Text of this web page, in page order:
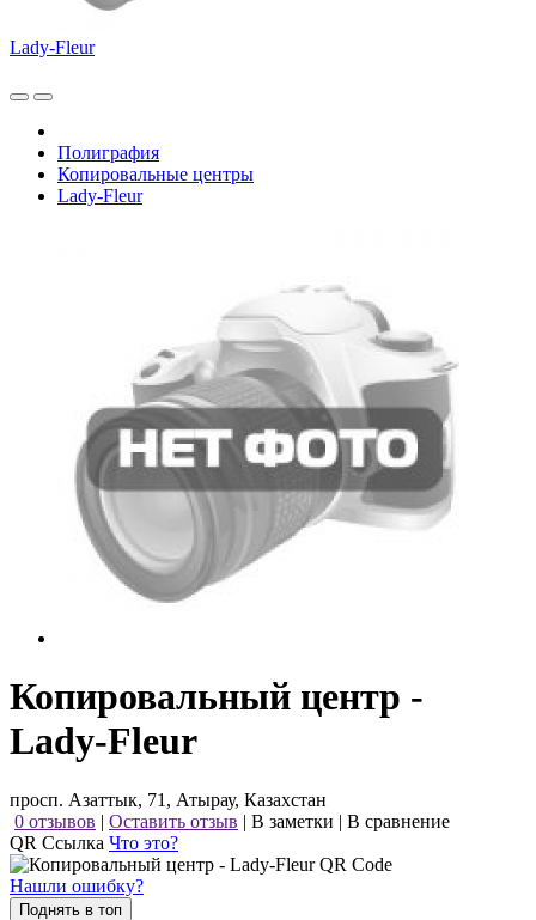
Lady-Fleur
Полиграфия
Копировальные центры
Lady-Fleur
Копировальный центр -
Lady-Fleur
просп. Азаттык, 71, Атырау, Казахстан
0 отзывов | Оставить отзыв | В заметки | В сравнение
QR Ссылка Что это?
Нашли ошибку?
Поднять в топ